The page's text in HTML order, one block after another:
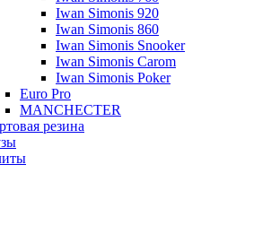
Iwan Simonis 920
Iwan Simonis 860
Iwan Simonis Snooker
Iwan Simonis Carom
Iwan Simonis Poker
Euro Pro
MANCHECTER
резина